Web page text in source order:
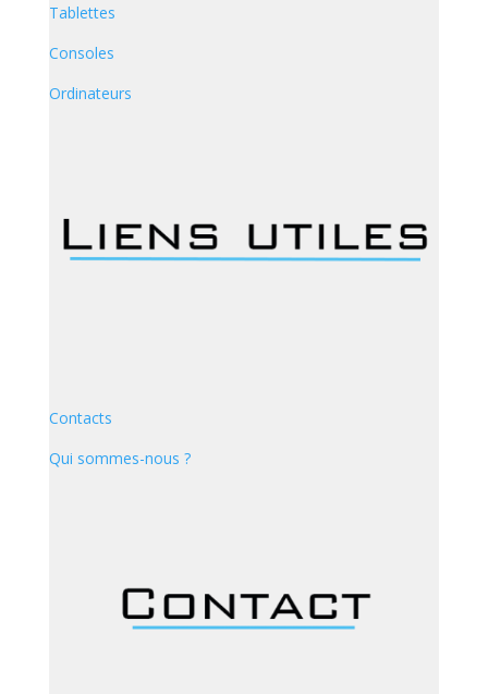
Tablettes
Consoles
Ordinateurs
Contacts
Qui sommes-nous ?